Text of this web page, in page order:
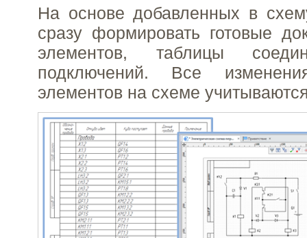
На основе добавленных в
сразу формировать готовые
элементов, таблицы
подключений. Все
элементов на схеме